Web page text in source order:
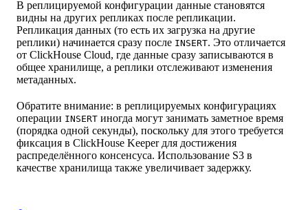
В реплицируемой конфигурации данные становятся
видны на других репликах после репликации.
Репликация данных (то есть их загрузка на другие
реплики) начинается сразу после INSERT. Это отличается
от ClickHouse Cloud, где данные сразу записываются в
общее хранилище, а реплики отслеживают изменения
метаданных.
Обратите внимание: в реплицируемых конфигурациях
операции INSERT иногда могут занимать заметное время
(порядка одной секунды), поскольку для этого требуется
фиксация в ClickHouse Keeper для достижения
распределённого консенсуса. Использование S3 в
качестве хранилища также увеличивает задержку.